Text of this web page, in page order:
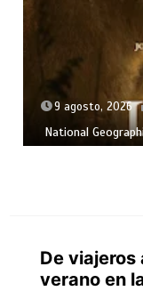
9 agosto, 2026
National
De viajeros
verano en